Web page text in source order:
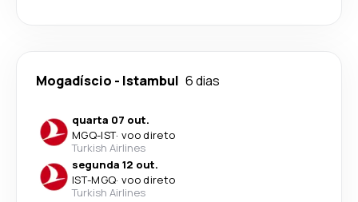
Mogadíscio - Istambul 6 dias
quarta 07 out.
MGQ-IST· voo direto
Turkish Airlines
segunda 12 out.
IST-MGQ· voo direto
Turkish Airlines